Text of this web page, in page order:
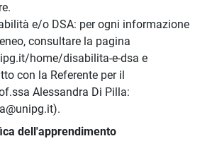
e/o DSA: per ogni informazione
consultare la pagina
home/disabilita-e-dsa e
con la Referente per il
Alessandra Di Pilla:
dell'apprendimento